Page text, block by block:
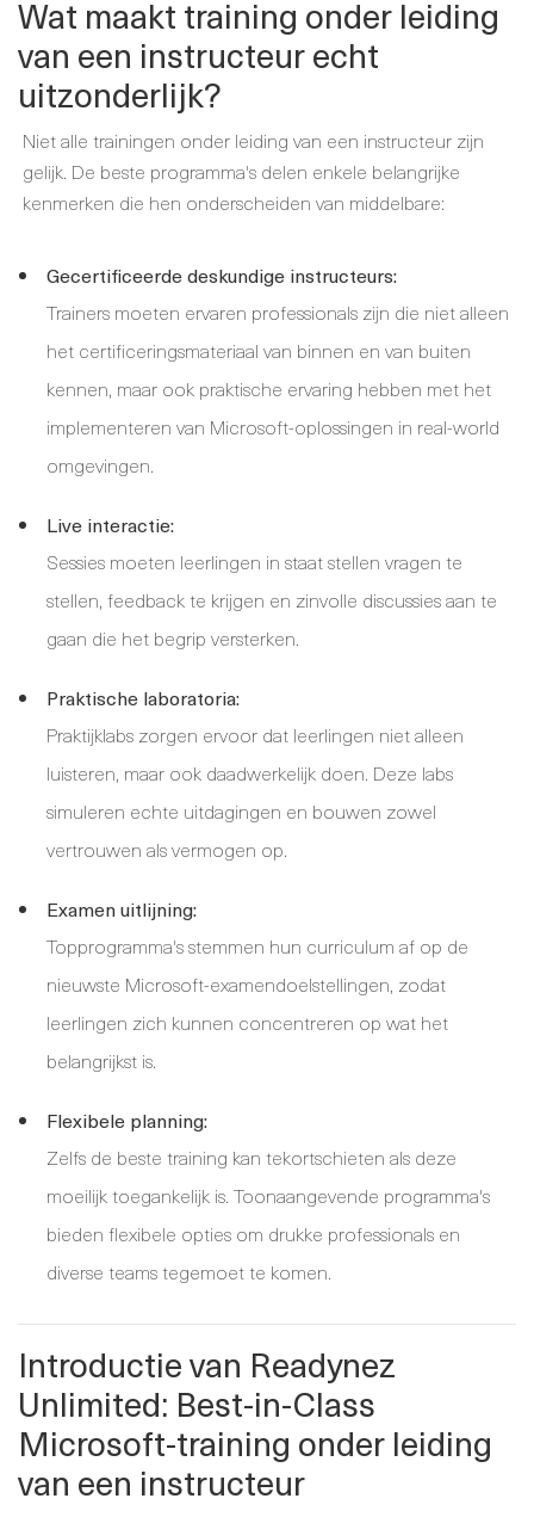
Wat maakt training onder leiding
van een instructeur echt
uitzonderlijk?
Niet alle trainingen onder leiding van een instructeur zijn
gelijk. De beste programma's delen enkele belangrijke
kenmerken die hen onderscheiden van middelbare:
Gecertificeerde deskundige instructeurs:
Trainers moeten ervaren professionals zijn die niet alleen
het certificeringsmateriaal van binnen en van buiten
kennen, maar ook praktische ervaring hebben met het
implementeren van Microsoft-oplossingen in real-world
omgevingen.
Live interactie:
Sessies moeten leerlingen in staat stellen vragen te
stellen, feedback te krijgen en zinvolle discussies aan te
gaan die het begrip versterken.
Praktische laboratoria:
Praktijklabs zorgen ervoor dat leerlingen niet alleen
luisteren, maar ook daadwerkelijk doen. Deze labs
simuleren echte uitdagingen en bouwen zowel
vertrouwen als vermogen op.
Examen uitlijning:
Topprogramma's stemmen hun curriculum af op de
nieuwste Microsoft-examendoelstellingen, zodat
leerlingen zich kunnen concentreren op wat het
belangrijkst is.
Flexibele planning:
Zelfs de beste training kan tekortschieten als deze
moeilijk toegankelijk is. Toonaangevende programma's
bieden flexibele opties om drukke professionals en
diverse teams tegemoet te komen.
Introductie van Readynez
Unlimited: Best-in-Class
Microsoft-training onder leiding
van een instructeur